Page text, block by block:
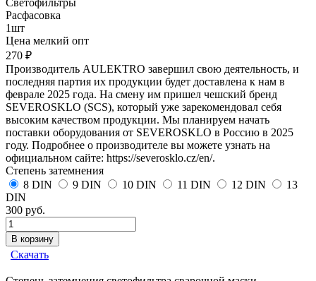
Светофильтры
Расфасовка
1шт
Цена мелкий опт
270 ₽
Производитель AULEKTRO завершил свою деятельность, и
последняя партия их продукции будет доставлена к нам в
феврале 2025 года. На смену им пришел чешский бренд
SEVEROSKLO (SCS), который уже зарекомендовал себя
высоким качеством продукции. Мы планируем начать
поставки оборудования от SEVEROSKLO в Россию в 2025
году. Подробнее о производителе вы можете узнать на
официальном сайте: https://severosklo.cz/en/.
Степень затемнения
8 DIN
9 DIN 10 DIN 11 DIN 12 DIN
13
DIN
300 руб.
Скачать